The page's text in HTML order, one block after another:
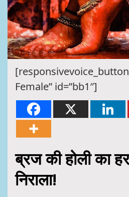
Female” id=”bb1″]
ब्रज की होली का
निराला!